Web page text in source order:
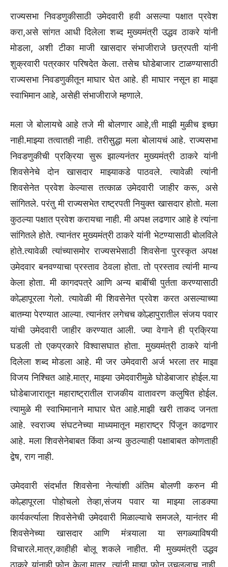
राज्यसभा निवडणुकीसाठी उमेदवारी हवी असल्या पक्षात प्रवेश
करा,असे सांगत आधी दिलेला शब्द मुख्यमंत्री उद्धव ठाकरे यांनी
मोडला, अशी टीका माजी खासदार संभाजीराजे छत्रपती यांनी
शुक्रवारी पत्रकार परिषदेत केला. तसेच घोडेबाजार टाळण्यासाठी
राज्यसभा निवडणुकीतून माघार घेत आहे. ही माघार नसून हा माझा
स्वाभिमान आहे, असेही संभाजीराजे म्हणाले.
मला जे बोलायचे आहे तजे मी बोलणार आहे,ती माझी मुळीच इच्छा
नाही.माझ्या तत्वातही नाही. तरीसुद्धा मला बोलायचं आहे. राज्यसभा
निवडणुकीची प्रक्रिया सुरू झाल्यनंतर मुख्यमंत्री ठाकरे यांनी
शिवसेनेचे दोन खासदार माझ्याकडे पाठवले. त्यावेळी त्यांनी
शिवसेनेत प्रवेश केल्यास तत्काळ उमेदवारी जाहीर करू, असे
सांगितले. परंतु मी राज्यसभेत राष्ट्रपती नियुक्त खासदार होतो. मला
कुठल्या पक्षात प्रवेश करायचा नाही. मी अपक्ष लढणार आहे हे त्यांना
सांगितले होते. त्यानंतर मुख्यमंत्री ठाकरे यांनी भेटण्यासाठी बोलविले
होते.त्यावेळी त्यांच्यासमोर राज्यसभेसाठी शिवसेना पुरस्कृत अपक्ष
उमेदवार बनवण्याचा प्रस्ताव ठेवला होता. तो प्रस्ताव त्यांनी मान्य
केला होता. मी कागदपत्रे आणि अन्य बाबींची पुर्तता करण्यासाठी
कोल्हापूरला गेलो. त्यावेळी मी शिवसेनेत प्रवेश करत असल्याच्या
बातम्या पेरण्यात आल्या. त्यानंतर लगेचच कोल्हापुरातील संजय पवार
यांची उमेदवारी जाहीर करण्यात आली. ज्या वेगाने ही प्रक्रिया
घडली तो एकप्रकारे विश्वासघात होता. मुख्यमंत्री ठाकरे यांनी
दिलेला शब्द मोडला आहे. मी जर उमेदवारी अर्ज भरला तर माझा
विजय निश्चित आहे.मात्र, माझ्या उमेदवारीमुळे घोडेबाजार होईल.या
घोडेबाजारातून महाराष्ट्रातील राजकीय वातावरण कलुषित होईल.
त्यामुळे मी स्वाभिमानाने माघार घेत आहे.माझी खरी ताकद जनता
आहे. स्वराज्य संघटनेच्या माध्यमातून महाराष्ट्र पिंजून काढणार
आहे. मला शिवसेनेबाबत किंवा अन्य कुठल्याही पक्षाबाबत कोणताही
द्वेष, राग नाही.
उमेदवारी संदर्भात शिवसेना नेत्यांशी अंतिम बोलणी करुन मी
कोल्हापूरला पोहोचलो तेव्हा,संजय पवार या माझ्या लाडक्या
कार्यकर्त्याला शिवसेनेची उमेदवारी मिळाल्याचे समजले, यानंतर मी
शिवसेनेच्या खासदार आणि मंत्र्याला या सगळ्याविषयी
विचारले.मात्र,काहीही बोलू शकले नाहीत. मी मुख्यमंत्री उद्धव